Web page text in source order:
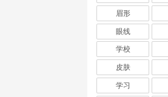
眉形
眼线
学校
皮肤
学习